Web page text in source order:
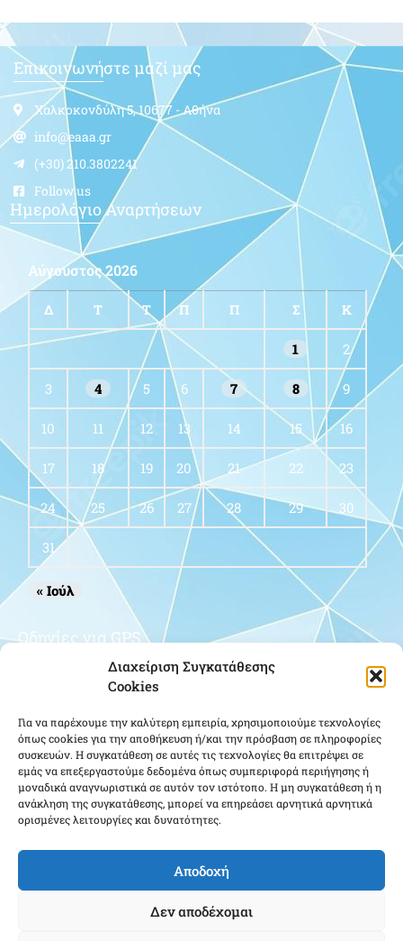
Διαχείριση Συγκατάθεσης
Cookies
Για να παρέχουμε την καλύτερη εμπειρία, χρησιμοποιούμε τεχνολογίες
όπως cookies για την αποθήκευση ή/και την πρόσβαση σε πληροφορίες
συσκευών. Η συγκατάθεση σε αυτές τις τεχνολογίες θα επιτρέψει σε
εμάς να επεξεργαστούμε δεδομένα όπως συμπεριφορά περιήγησης ή
μοναδικά αναγνωριστικά σε αυτόν τον ιστότοπο. Η μη συγκατάθεση ή η
ανάκληση της συγκατάθεσης, μπορεί να επηρεάσει αρνητικά αρνητικά
ορισμένες λειτουργίες και δυνατότητες.
Αποδοχή
Δεν αποδέχομαι
Επικοινωνήστε μαζί μας
Χαλκοκονδύλη 5, 10677 - Αθήνα
info@eaaa.gr
(+30) 210.3802241
Follow us
Ημερολόγιο Αναρτήσεων
Αύγουστος 2026
Δ Τ Τ Π Π Σ Κ
1 2
3 4 5 6 7 8 9
10 11 12 13 14 15 16
17 18 19 20 21 22 23
24 25 26 27 28 29 30
31
« Ιούλ
Οδηγίες για GPS
Κάντε κλικ για να αποδεχτείτε cookies
εμπορικής προώθησης και να